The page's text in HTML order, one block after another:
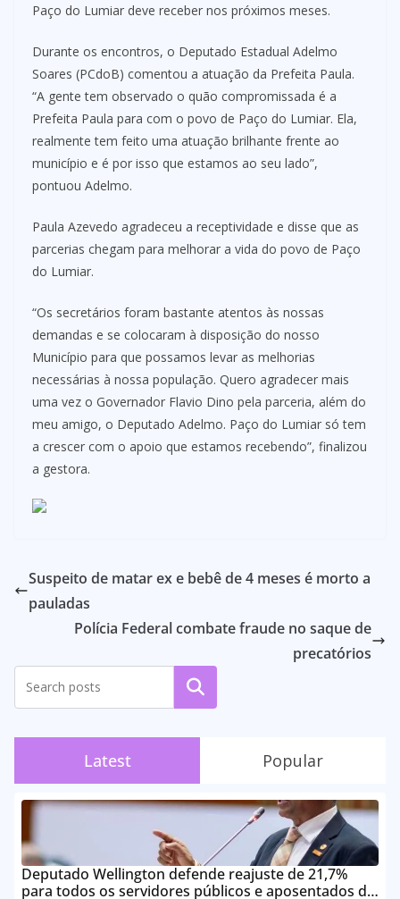
Paço do Lumiar deve receber nos próximos meses.
Durante os encontros, o Deputado Estadual Adelmo
Soares (PCdoB) comentou a atuação da Prefeita Paula.
“A gente tem observado o quão compromissada é a
Prefeita Paula para com o povo de Paço do Lumiar. Ela,
realmente tem feito uma atuação brilhante frente ao
município e é por isso que estamos ao seu lado”,
pontuou Adelmo.
Paula Azevedo agradeceu a receptividade e disse que as
parcerias chegam para melhorar a vida do povo de Paço
do Lumiar.
“Os secretários foram bastante atentos às nossas
demandas e se colocaram à disposição do nosso
Município para que possamos levar as melhorias
necessárias à nossa população. Quero agradecer mais
uma vez o Governador Flavio Dino pela parceria, além do
meu amigo, o Deputado Adelmo. Paço do Lumiar só tem
a crescer com o apoio que estamos recebendo”, finalizou
a gestora.
Suspeito de matar ex e bebê de 4 meses é morto a
pauladas
Polícia Federal combate fraude no saque de
precatórios
Pesquisar
Latest Popular
Deputado Wellington defende reajuste de 21,7%
para todos os servidores públicos e aposentados do